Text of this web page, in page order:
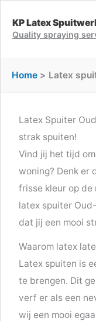
naarKP Latex
Quality spraying
Home Latex
Latex Spuiter
strak spuiten!
Vind jij het tijd
woning? Denk er
frisse kleur op de
latex spuiter
dat jij een mooi
Waarom latex
Latex spuiten is
te brengen. Dit
verf er als een
wij een mooi